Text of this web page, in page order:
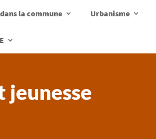
la commune Urbanisme
jeunesse